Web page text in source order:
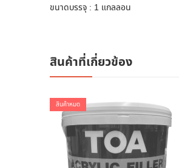
ขนาดบรรจุ : 1 แกลลอน
สินค้าที่เกี่ยวข้อง
สินค้าหมด